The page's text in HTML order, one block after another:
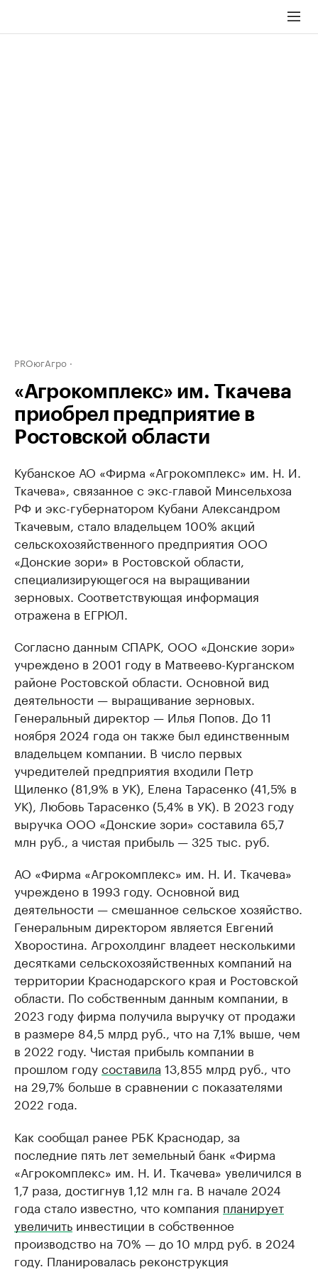
PROюгАгро
«Агрокомплекс» им. Ткачева
приобрел предприятие в
Ростовской области
Кубанское АО «Фирма «Агрокомплекс» им. Н. И.
Ткачева», связанное с экс-главой Минсельхоза
РФ и экс-губернатором Кубани Александром
Ткачевым, стало владельцем 100% акций
сельскохозяйственного предприятия ООО
«Донские зори» в Ростовской области,
специализирующегося на выращивании
зерновых. Соответствующая информация
отражена в ЕГРЮЛ.
Согласно данным СПАРК, ООО «Донские зори»
учреждено в 2001 году в Матвеево-Курганском
районе Ростовской области. Основной вид
деятельности — выращивание зерновых.
Генеральный директор — Илья Попов. До 11
ноября 2024 года он также был единственным
владельцем компании. В число первых
учредителей предприятия входили Петр
Щиленко (81,9% в УК), Елена Тарасенко (41,5% в
УК), Любовь Тарасенко (5,4% в УК). В 2023 году
выручка ООО «Донские зори» составила 65,7
млн руб., а чистая прибыль — 325 тыс. руб.
АО «Фирма «Агрокомплекс» им. Н. И. Ткачева»
учреждено в 1993 году. Основной вид
деятельности — смешанное сельское хозяйство.
Генеральным директором является Евгений
Хворостина. Агрохолдинг владеет несколькими
десятками сельскохозяйственных компаний на
территории Краснодарского края и Ростовской
области. По собственным данным компании, в
2023 году фирма получила выручку от продажи
в размере 84,5 млрд руб., что на 7,1% выше, чем
в 2022 году. Чистая прибыль компании в
прошлом годусоставила 13,855 млрд руб., что
на 29,7% больше в сравнении с показателями
2022 года.
Как сообщал ранее РБК Краснодар, за
последние пять лет земельный банк «Фирма
«Агрокомплекс» им. Н. И. Ткачева» увеличился в
1,7 раза, достигнув 1,12 млн га. В начале 2024
года стало известно, что компания планирует
увеличить инвестиции в собственное
производство на 70% — до 10 млрд руб. в 2024
году. Планировалась реконструкция